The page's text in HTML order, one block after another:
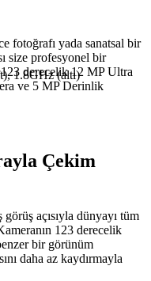
fotoğrafı yada sanatsal bir
size profesyonel bir
derecelik 12 MP Ultra
ve 5 MP Derinlik
Çekim
açısıyla dünyayı tüm
123 derecelik
bir görünüm
daha az kaydırmayla
1.8GHz (altı)